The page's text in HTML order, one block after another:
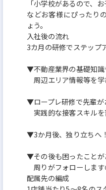
「小学校があるので、
などお客様にぴったり
ょう。
入社後の流れ
3カ月の研修でステップ
▼不動産業界の基礎知識
周辺エリア情報等を学
▼ロープレ研修で先輩が
実践的な接客スキル
▼3か月後、独り立ちへ！
▼その後も困ったことが
周りがフォローしま
配属先の編成